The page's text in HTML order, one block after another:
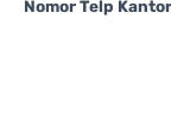
Nomor Telp Kantor